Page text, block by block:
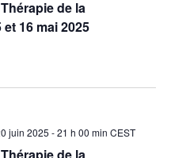
de la
16 mai 2025
juin 2025 - 21 h 00 min CEST